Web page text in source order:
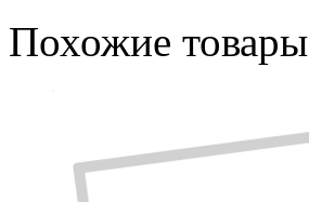
Похожие товары